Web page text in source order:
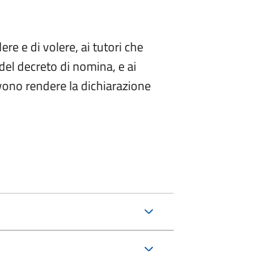
e di volere, ai tutori che
decreto di nomina, e ai
rendere la dichiarazione